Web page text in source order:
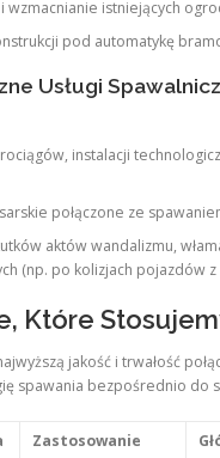
wzmacnianie istniejących
pod automatykę
Usługi
instalacji
połączone ze
aktów wandalizmu,
(np. po kolizjach pojazdów
Które
jakość i trwałość
spawania bezpośrednio do
Zastosowanie